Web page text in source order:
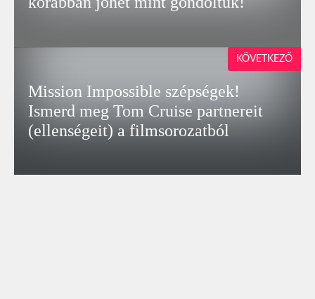
Mission Impossible szépségek!
Ismerd meg Tom Cruise partnereit
(ellenségeit) a filmsorozatból
KÖVETKEZŐ